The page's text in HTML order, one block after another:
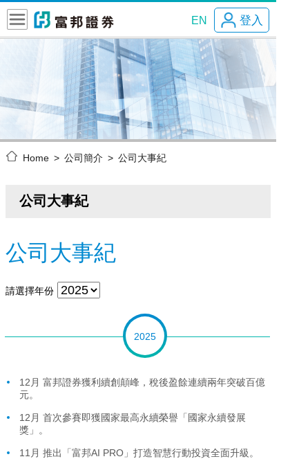
登入
EN
Home 公司簡介 公司大事紀
公司大事紀
請選擇年份
2025
12月 富邦證券獲利續創顛峰，稅後盈餘連續兩年突破百億
元。
12月 首次參賽即獲國家最高永續榮譽「國家永續發展
獎」。
11月 推出「富邦AI PRO」打造智慧行動投資全面升級。
公司大事紀